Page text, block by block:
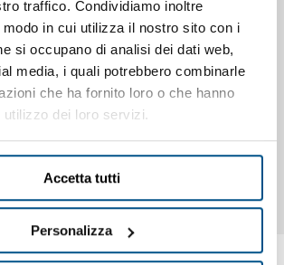
traffico. Condividiamo inoltre
in cui utilizza il nostro sito con i
si occupano di analisi dei dati web,
media, i quali potrebbero combinarle
che ha fornito loro o che hanno
dei loro servizi.
Accetta tutti
Personalizza
un espositore refrigerato ed in
790 mm. di profondità !
). Unità
ed utilizzo di gas R290, a
basso
e maggiore resa. Cella refrigerata
con sportello, zona di
struttura superiore espositiva in vetro
chiusura posteriore in plexiglass.